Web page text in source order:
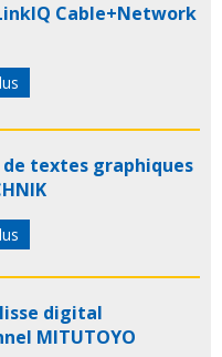
Cable+Network
textes graphiques
digital
MITUTOYO